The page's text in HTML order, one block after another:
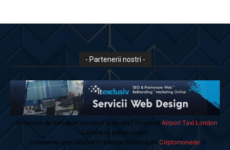
- Partenerii nostri -
- Ai nevoie de transport aeroport in Anglia? Încearcă Airport Taxi London
Calitate la prețul corect.
- Companie specializata in tranzactionarea de Criptomonedesi